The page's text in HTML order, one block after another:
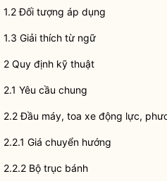
1.2 Đối tượng áp dụng
1.3 Giải thích từ ngữ
2 Quy định kỹ thuật
2.1 Yêu cầu chung
2.2 Đầu máy, toa xe động lực,
2.2.1 Giá chuyển hướng
2.2.2 Bộ trục bánh